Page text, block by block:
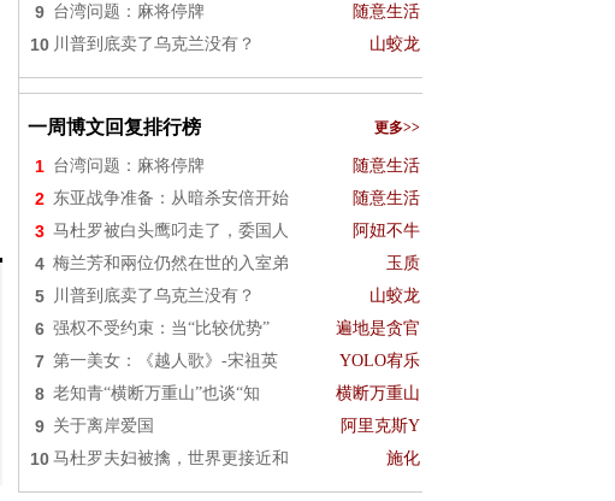
9 台湾问题：麻将停牌 随意生活
10 川普到底卖了乌克兰没有？ 山蛟龙
一周博文回复排行榜 更多>>
1 台湾问题：麻将停牌 随意生活
2 东亚战争准备：从暗杀安倍开始 随意生活
3 马杜罗被白头鹰叼走了，委国人 阿妞不牛
4 梅兰芳和兩位仍然在世的入室弟 玉质
5 川普到底卖了乌克兰没有？ 山蛟龙
6 强权不受约束：当“比较优势” 遍地是贪官
7 第一美女：《越人歌》-宋祖英 YOLO宥乐
8 老知青“横断万重山”也谈“知 横断万重山
9 关于离岸爱国 阿里克斯Y
10 马杜罗夫妇被擒，世界更接近和 施化